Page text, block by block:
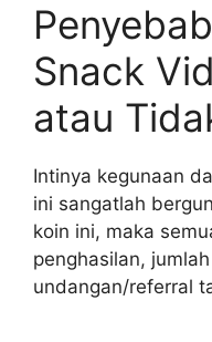
Snack
atau
Intinya kegunaan
ini sangatlah
koin ini, maka
penghasilan,
undangan/referral